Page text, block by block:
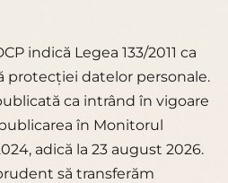
indică Legea 133/2011 ca
protecției datelor personale.
ca intrând în vigoare
în Monitorul
adică la 23 august 2026.
să transferăm